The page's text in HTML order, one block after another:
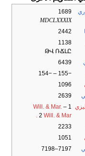
1689
MDCLXXXIX
2442
1138
ԹՎ ՌՃԼԸ
6439
−155 – −154
1096
2639
1
Will. & Mar. –
2 Will. & Mar.
2233
1051
7197–7198